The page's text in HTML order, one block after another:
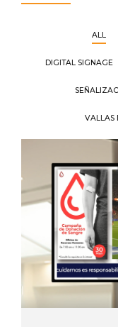
ALL
DIGITAL SIGNAGE
VALLAS